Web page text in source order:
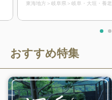
東海地方 岐阜県 岐阜・大垣・養老
おすすめ特集